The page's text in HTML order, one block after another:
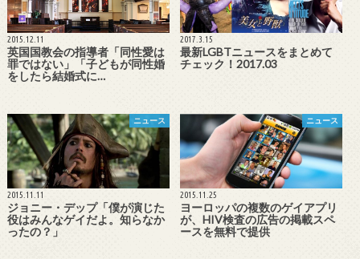
2015.12.11
英国国教会の指導者「同性愛は
罪ではない」「子どもが同性婚
をしたら結婚式に…
2017.3.15
最新LGBTニュースをまとめて
チェック！2017.03
ニュース
2015.11.11
ジョニー・デップ「僕が演じた
役はみんなゲイだよ。知らなか
ったの？」
ニュース
2015.11.25
ヨーロッパの複数のゲイアプリ
が、HIV検査の広告の掲載スペ
ースを無料で提供